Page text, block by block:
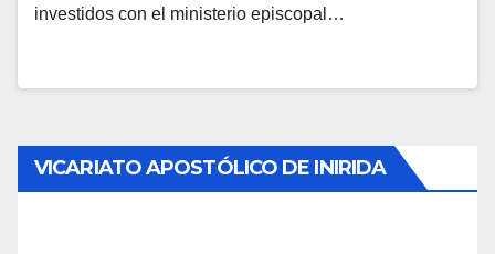
investidos con el ministerio episcopal…
VICARIATO APOSTÓLICO DE INIRIDA